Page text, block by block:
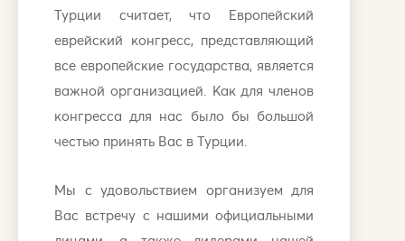
Турции считает, что Европейский
еврейский конгресс, представляющий
все европейские государства, является
важной организацией. Как для членов
конгресса для нас было бы большой
честью принять Вас в Турции.
Мы с удовольствием организуем для
Вас встречу с нашими официальными